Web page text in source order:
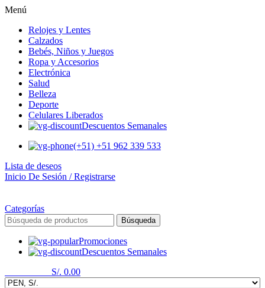
Menú
Relojes y Lentes
Calzados
Bebés, Niños y Juegos
Ropa y Accesorios
Electrónica
Salud
Belleza
Deporte
Celulares Liberados
Descuentos Semanales
(+51) +51 962 339 533
Lista de deseos
Inicio De Sesión / Registrarse
Categorías
Búsqueda
Promociones
Descuentos Semanales
S/. 0.00